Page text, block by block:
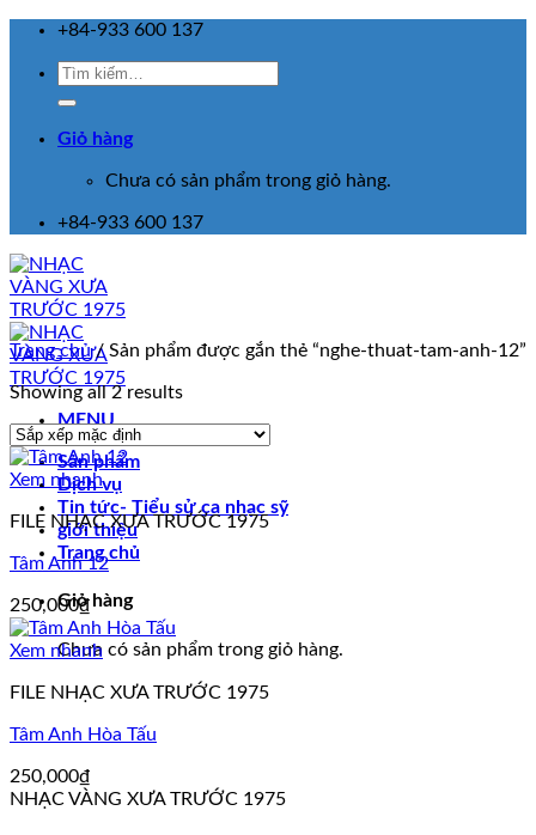
Skip
content
+84-933 600 137
Tìm
Giỏ hàng
Chưa có sản phẩm trong giỏ hàng.
+84-933 600 137
MENU
Sản phẩm
Dịch vụ
Tin tức- Tiểu sử ca nhạc sỹ
giới thiệu
Trang chủ
Giỏ hàng
Chưa có sản phẩm trong giỏ hàng.
Trang chủ /Sản phẩm được gắn thẻ “nghe-thuat-tam-anh-12”
Showing all 2 results
Xem nhanh
FILE NHẠC XƯA TRƯỚC 1975
Tâm Anh 12
250,000₫
Xem nhanh
FILE NHẠC XƯA TRƯỚC 1975
Tâm Anh Hòa Tấu
250,000₫
NHẠC VÀNG XƯA TRƯỚC 1975